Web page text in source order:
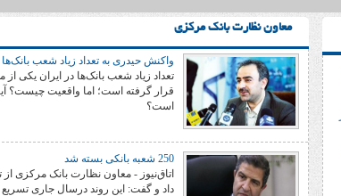
معاون نظارت بانک مرکزی
واکنش حیدری به تعداد زیاد شعب بانک‌ها
تعداد زیاد شعب بانک‌ها در ایران یکی از
قرار گرفته است؛ اما واقعیت چیست؟
است؟
250 شعبه بانکی بسته شد
داد و گفت: این روند درسال جاری